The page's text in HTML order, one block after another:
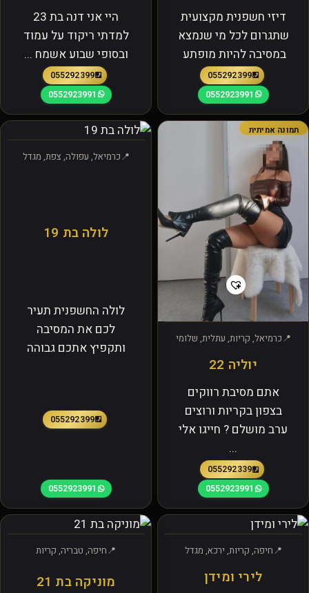
דיזי חשפנית מקצועית
שתגרום לכל מי שנמצא
במסיבה להיות מופתע
0552923991
0552923991
היי אני דנה בת 23
למדתי ריקוד על עמוד
ובסופי שבוע אשמח ...
0552923991
0552923991
תמונה אמיתית
כרמיאל, קריות, עתלית, שלומי
יוליה 22
אתם מסיבת רווקים
בצפון בקריות ורוצים
ערב מושלם ? חייגו אלי
...
0552923391
0552923991
כרמיאל, עפולה, צפת, מגדל
לולה בת 19
לולה החשפנית תעיר
לכם את המסיבה
ותקפיץ אתכם גבוהה
0552923991
0552923991
חיפה, קריות, ירכא, מגדל
לירי ומידן
חיפה, טבריה, קריות
מוניקה בת 21